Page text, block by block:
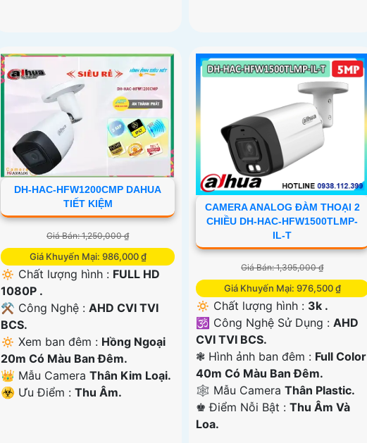
DH-HAC-HFW1200CMP DAHUA
TIẾT KIỆM
Giá Bán: 1,250,000 ₫
Giá Khuyến Mại: 986,000 ₫
🔅 Chất lượng hình : FULL HD
1080P .
⚒ Công Nghệ :AHD CVI TVI
BCS.
🔅 Xem ban đêm : Hồng Ngoại
20m Có Màu Ban Đêm.
👑 Mẫu CameraThân Kim Loại.
️☣️ Ưu Điểm :Thu Âm.
CAMERA ANALOG ĐÀM THOẠI 2
CHIỀU DH-HAC-HFW1500TLMP-
IL-T
Giá Bán: 1,395,000 ₫
Giá Khuyến Mại: 976,500 ₫
🔅 Chất lượng hình : 3k .
🕉️ Công Nghệ Sử Dụng : AHD
CVI TVI BCS.
❃ Hình ảnh ban đêm : Full Color
40m Có Màu Ban Ðêm.
🕸️ Mẫu Camera Thân Plastic.
️♚ Điểm Nỗi Bật : Thu Âm Và
Loa.